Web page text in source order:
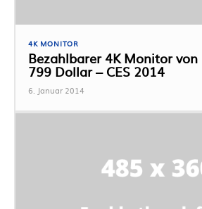
4K MONITOR
Bezahlbarer 4K Monitor
799 Dollar – CES 2014
6. Januar 2014